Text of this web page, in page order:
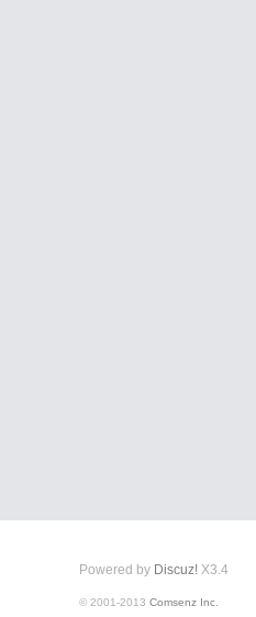
Powered by Discuz! X3.4
© 2001-2013 Comsenz Inc.